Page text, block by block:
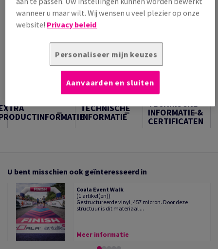
Artikel snijden
Samples
TECHNISCHE
INFORMATIE
TECHNISCHE
INFORMATIE &
CERTIFICATEN
U bent misschien ook geïnteresseerd in
Coala Event Walk
(1 artikel(en))
Gestructureerde vinyl, 457 micron. Door deze
structuur is dit materiaal ...
Meer informatie
wanneer u maar wilt. Wij wensen u veel plezier op onze
website! Privacy beleid
Personaliseer mijn keuzes
Aanvaarden en sluiten